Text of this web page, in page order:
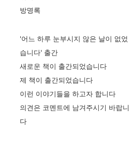
방명록
'어느 하루 눈부시지 않은 날이 없었
습니다' 출간
새로운 책이 출간되었습니다
제 책이 출간되었습니다
이런 이야기들을 하고자 합니다
의견은 코멘트에 남겨주시기 바랍니
다